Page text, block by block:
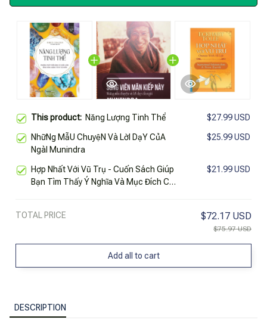
This product: Năng Lượng Tinh Thể $27.99 USD
NhữNg MẫU ChuyệN Và LờI DạY CủA
NgàI Munindra
$25.99 USD
Hợp Nhất Với Vũ Trụ - Cuốn Sách Giúp
Bạn Tìm Thấy Ý Nghĩa Và Mục Đích Của
$21.99 USD
TOTAL PRICE $72.17 USD
$75.97 USD
Add all to cart
DESCRIPTION